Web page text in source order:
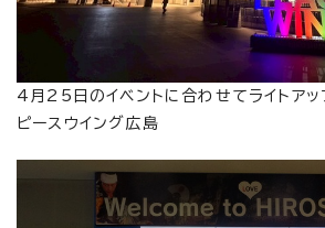
4月25日のイベントに合わせてライトアッ
ピースウイング広島